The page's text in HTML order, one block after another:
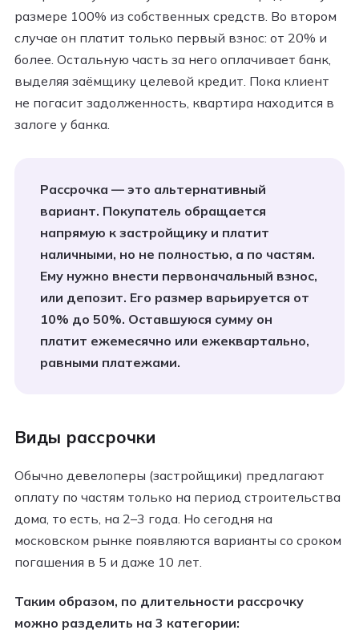
размере 100% из собственных средств. Во втором
случае он платит только первый взнос: от 20% и
более. Остальную часть за него оплачивает банк,
выделяя заёмщику целевой кредит. Пока клиент
не погасит задолженность, квартира находится в
залоге у банка.
Рассрочка — это альтернативный
вариант. Покупатель обращается
напрямую к застройщику и платит
наличными, но не полностью, а по частям.
Ему нужно внести первоначальный взнос,
или депозит. Его размер варьируется от
10% до 50%. Оставшуюся сумму он
платит ежемесячно или ежеквартально,
равными платежами.
Виды рассрочки
Обычно девелоперы (застройщики) предлагают
оплату по частям только на период строительства
дома, то есть, на 2–3 года. Но сегодня на
московском рынке появляются варианты со сроком
погашения в 5 и даже 10 лет.
Таким образом, по длительности рассрочку
можно разделить на 3 категории: